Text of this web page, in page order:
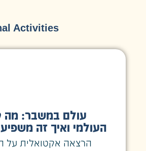
Activities
עולם במשבר: מה
העולמי ואיך זה
הרצאה אקטואלית על